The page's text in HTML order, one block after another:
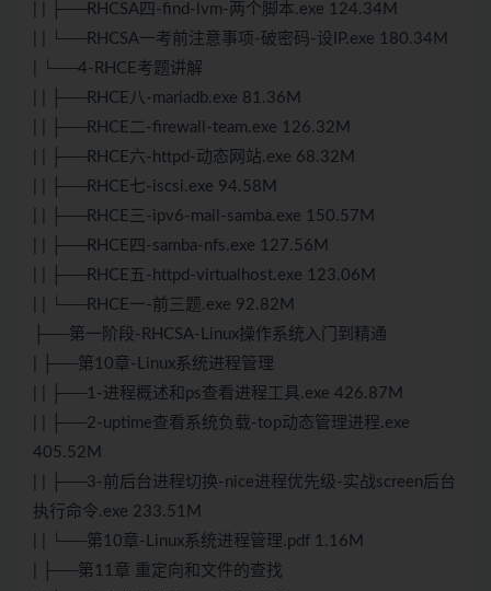
| | ├──RHCSA四-find-lvm-两个脚本.exe 124.34M
| | └──RHCSA一考前注意事项-破密码-设IP.exe 180.34M
| └──4-RHCE考题讲解
| | ├──RHCE八-mariadb.exe 81.36M
| | ├──RHCE二-firewall-team.exe 126.32M
| | ├──RHCE六-httpd-动态网站.exe 68.32M
| | ├──RHCE七-iscsi.exe 94.58M
| | ├──RHCE三-ipv6-mail-samba.exe 150.57M
| | ├──RHCE四-samba-nfs.exe 127.56M
| | ├──RHCE五-httpd-virtualhost.exe 123.06M
| | └──RHCE一-前三题.exe 92.82M
├──第一阶段-RHCSA-Linux操作系统入门到精通
| ├──第10章-Linux系统进程管理
| | ├──1-进程概述和ps查看进程工具.exe 426.87M
| | ├──2-uptime查看系统负载-top动态管理进程.exe
405.52M
| | ├──3-前后台进程切换-nice进程优先级-实战screen后台
执行命令.exe 233.51M
| | └──第10章-Linux系统进程管理.pdf 1.16M
| ├──第11章 重定向和文件的查找